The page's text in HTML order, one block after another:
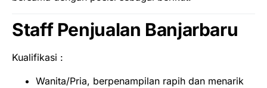
Staff Penjualan Banjarbaru
Kualifikasi :
Wanita/Pria, berpenampilan rapih dan menarik